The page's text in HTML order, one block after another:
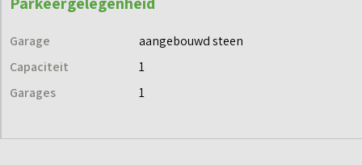
Garage
aangebouwd steen
Capaciteit
1
Garages
1